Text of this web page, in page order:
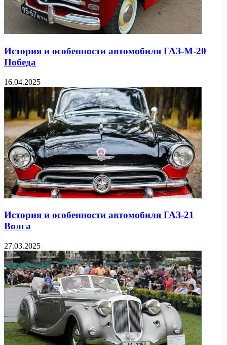
История и особенности автомобиля ГАЗ-М-20
Победа
16.04.2025
История и особенности автомобиля ГАЗ-21
Волга
27.03.2025